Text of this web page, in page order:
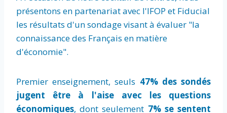
présentons en partenariat avec l'IFOP et Fiducial
les résultats d'un sondage visant à évaluer "la
connaissance des Français en matière
d'économie".
Premier enseignement, seuls 47% des sondés
jugent être à l'aise avec les questions
économiques, dont seulement 7% se sentent